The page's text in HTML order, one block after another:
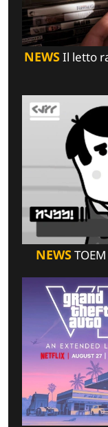
NEWSIl letto
NEWS